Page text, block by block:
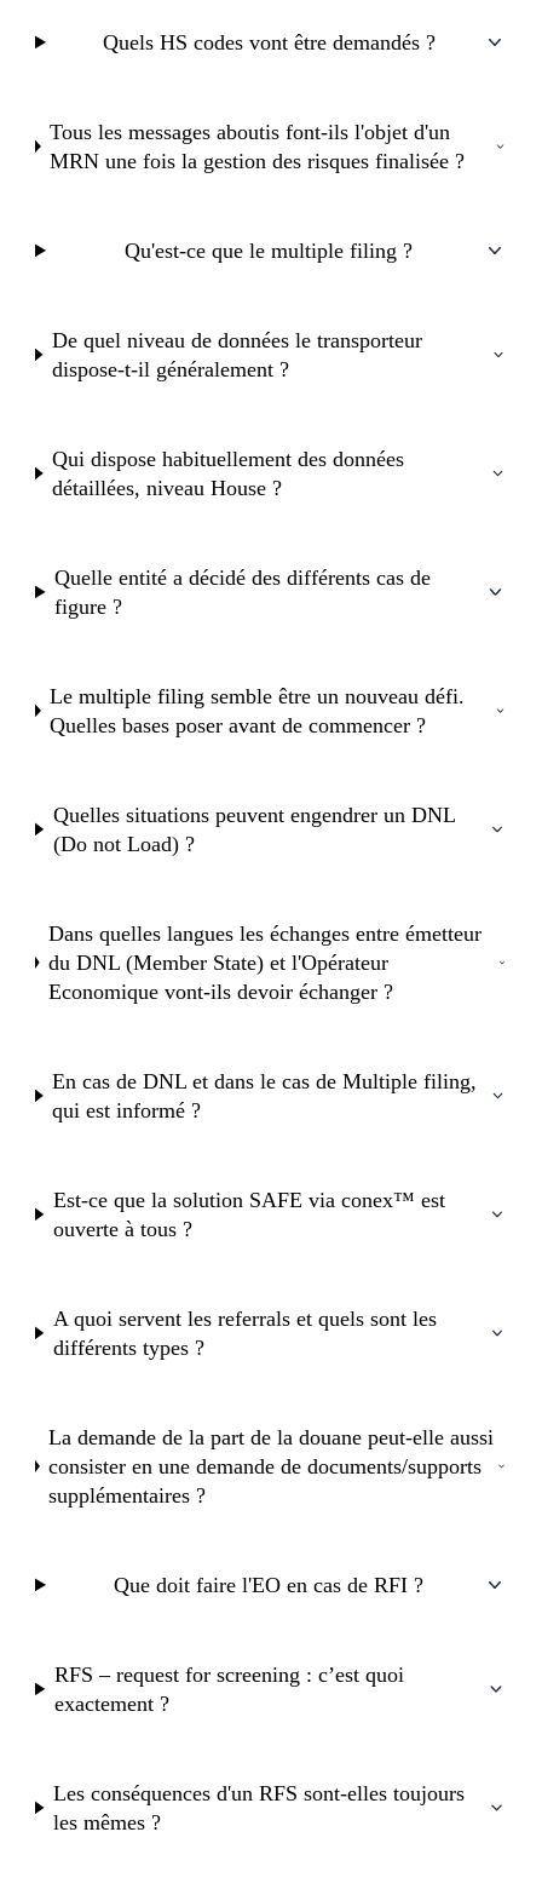
Quels HS codes vont être demandés ?
Tous les messages aboutis font-ils l'objet d'un
MRN une fois la gestion des risques finalisée ?
Qu'est-ce que le multiple filing ?
De quel niveau de données le transporteur
dispose-t-il généralement ?
Qui dispose habituellement des données
détaillées, niveau House ?
Quelle entité a décidé des différents cas de
figure ?
Le multiple filing semble être un nouveau défi.
Quelles bases poser avant de commencer ?
Quelles situations peuvent engendrer un DNL
(Do not Load) ?
Dans quelles langues les échanges entre émetteur
du DNL (Member State) et l'Opérateur
Economique vont-ils devoir échanger ?
En cas de DNL et dans le cas de Multiple filing,
qui est informé ?
Est-ce que la solution SAFE via conex™ est
ouverte à tous ?
A quoi servent les referrals et quels sont les
différents types ?
La demande de la part de la douane peut-elle aussi
consister en une demande de documents/supports
supplémentaires ?
Que doit faire l'EO en cas de RFI ?
RFS – request for screening : c’est quoi
exactement ?
Les conséquences d'un RFS sont-elles toujours
les mêmes ?